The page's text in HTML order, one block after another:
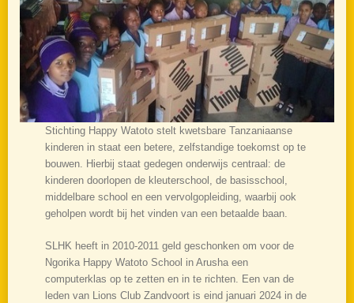
Stichting Happy Watoto stelt kwetsbare Tanzaniaanse
kinderen in staat een betere, zelfstandige toekomst op te
bouwen. Hierbij staat gedegen onderwijs centraal: de
kinderen doorlopen de kleuterschool, de basisschool,
middelbare school en een vervolgopleiding, waarbij ook
geholpen wordt bij het vinden van een betaalde baan.
SLHK heeft in 2010-2011 geld geschonken om voor de
Ngorika Happy Watoto School in Arusha een
computerklas op te zetten en in te richten. Een van de
leden van Lions Club Zandvoort is eind januari 2024 in de